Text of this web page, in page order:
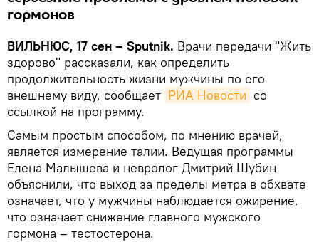
гормонов
ВИЛЬНЮС, 17 сен – Sputnik. Врачи передачи "Жить
здорово" рассказали, как определить
продолжительность жизни мужчины по его
внешнему виду, сообщает РИА Новости со
ссылкой на программу.
Самым простым способом, по мнению врачей,
является измерение талии. Ведущая программы
Елена Малышева и невролог Дмитрий Шубин
объяснили, что выход за пределы метра в обхвате
означает, что у мужчины наблюдается ожирение,
что означает снижение главного мужского
гормона – тестостерона.